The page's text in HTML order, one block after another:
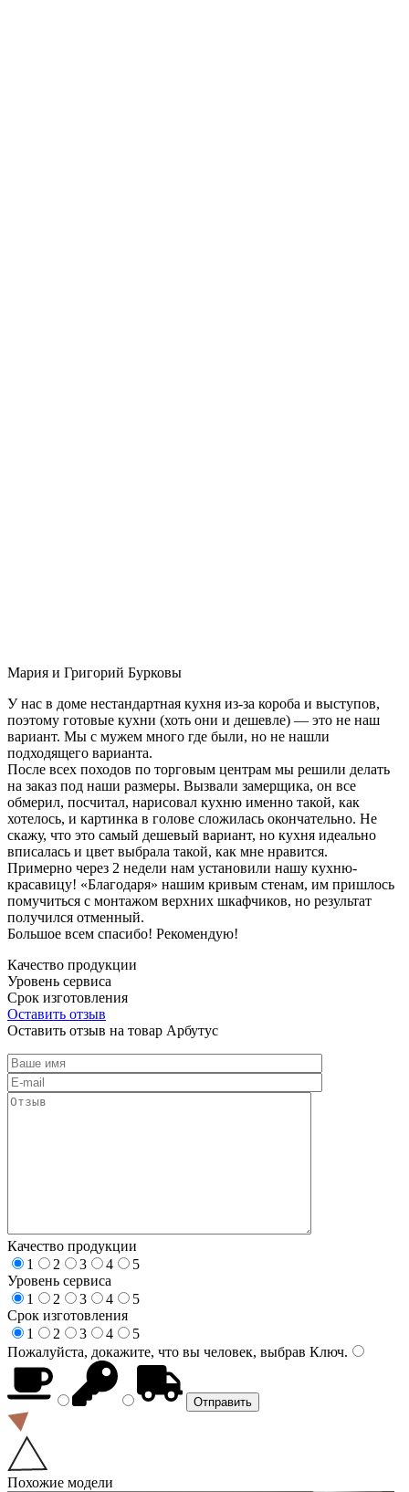
Мария и Григорий Бурковы
У нас в доме нестандартная кухня из-за короба и выступов,
поэтому готовые кухни (хоть они и дешевле) — это не наш
вариант. Мы с мужем много где были, но не нашли
подходящего варианта.
После всех походов по торговым центрам мы решили делать
на заказ под наши размеры. Вызвали замерщика, он все
обмерил, посчитал, нарисовал кухню именно такой, как
хотелось, и картинка в голове сложилась окончательно. Не
скажу, что это самый дешевый вариант, но кухня идеально
вписалась и цвет выбрала такой, как мне нравится.
Примерно через 2 недели нам установили нашу кухню-
красавицу! «Благодаря» нашим кривым стенам, им пришлось
помучиться с монтажом верхних шкафчиков, но результат
получился отменный.
Большое всем спасибо! Рекомендую!
Качество продукции
Уровень сервиса
Срок изготовления
Оставить отзыв
Оставить отзыв на товар Арбутус
Качество продукции
1
2 3 4
5
Уровень сервиса
1
2 3 4
5
Срок изготовления
1
2 3 4
5
Пожалуйста, докажите, что вы человек, выбрав Ключ.
Похожие модели